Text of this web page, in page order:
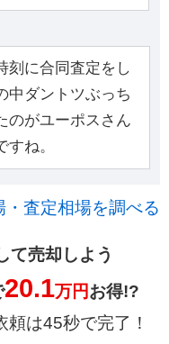
刻に合同査定をし
中ダントツぶっち
のがユーポスさん
ね。
査定相場を調べる
て売却しよう
20.1万円お得!?
は45秒で完了！